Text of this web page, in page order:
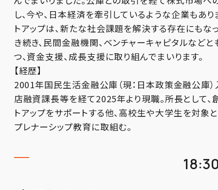
し、今や、日本経済を牽引しているような企業もあり
トアップは、新たな社会課題を解決する存在にもな
き続き、民間金融機関、ベンチャーキャピタルなど
つ、資金支援、成長支援に取り組んでまいります。
【経歴】
2001年国民生活金融公庫（現：日本政策金融公庫）
店融資課長等を経て2025年より現職。所長として、
トアップをサポートする他、高校生や大学生を対象
プレナーシップ教育に取組む。